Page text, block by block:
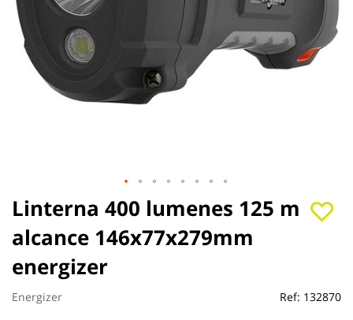
Linterna 400 lumenes 125 m
alcance 146x77x279mm
energizer
Energizer Ref: 132870
Saltar
al
comienzo
de
la
galería
de